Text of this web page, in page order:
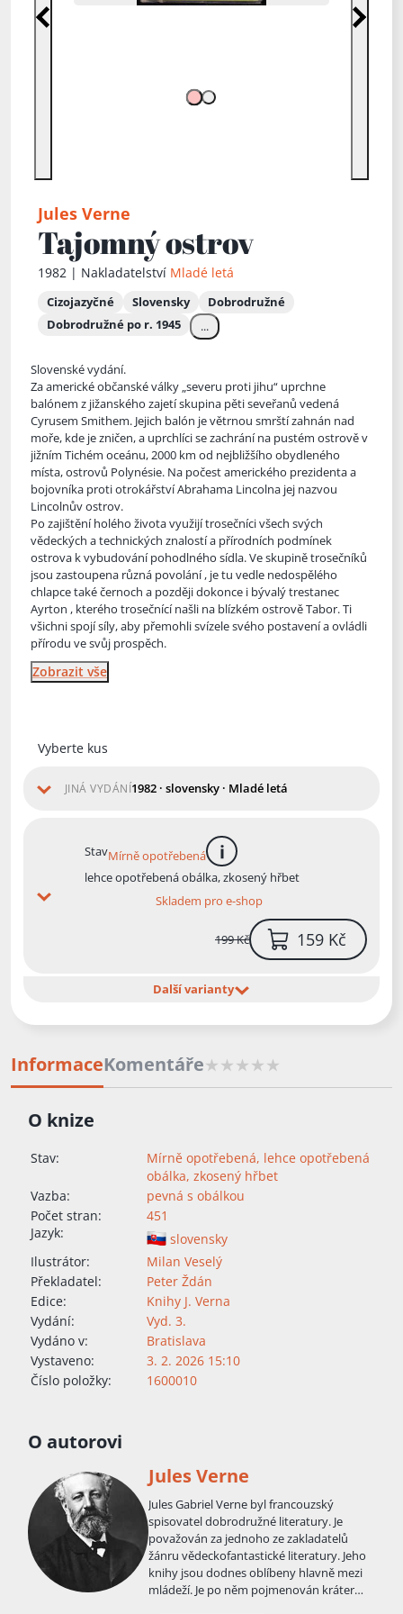
Předchozí Další
Jules Verne
Tajomný ostrov
1982 | Nakladatelství Mladé letá
Cizojazyčné Slovensky
Dobrodružné
Dobrodružné po r. 1945
...
Slovenské vydání.
Za americké občanské války „severu proti jihu“ uprchne
balónem z jižanského zajetí skupina pěti seveřanů vedená
Cyrusem Smithem. Jejich balón je větrnou smrští zahnán nad
moře, kde je zničen, a uprchlíci se zachrání na pustém ostrově v
jižním Tichém oceánu, 2000 km od nejbližšího obydleného
místa, ostrovů Polynésie. Na počest amerického prezidenta a
bojovníka proti otrokářství Abrahama Lincolna jej nazvou
Lincolnův ostrov.
Po zajištění holého života využijí trosečníci všech svých
vědeckých a technických znalostí a přírodních podmínek
ostrova k vybudování pohodlného sídla. Ve skupině trosečníků
jsou zastoupena různá povolání , je tu vedle nedospělého
chlapce také černoch a později dokonce i bývalý trestanec
Ayrton , kterého trosečnící našli na blízkém ostrově Tabor. Ti
všichni spojí síly, aby přemohli svízele svého postavení a ovládli
přírodu ve svůj prospěch.
Zobrazit vše
Vyberte kus
JINÁ VYDÁNÍ1982 · slovensky · Mladé letá
StavMírně opotřebená
více informací
lehce opotřebená obálka, zkosený hřbet
Skladem pro e-shop
199 Kč 159 Kč
Další varianty
InformaceKomentáře
O knize
Stav:
Mírně opotřebená, lehce opotřebená
obálka, zkosený hřbet
Vazba:
pevná s obálkou
Počet stran:
451
Jazyk:
slovensky
Ilustrátor:
Milan Veselý
Překladatel:
Peter Ždán
Edice:
Knihy J. Verna
Vydání:
Vyd. 3.
Vydáno v:
Bratislava
Vystaveno:
3. 2. 2026 15:10
Číslo položky:
1600010
O autorovi
Jules Verne
Jules Gabriel Verne byl francouzský
spisovatel dobrodružné literatury. Je
považován za jednoho ze zakladatelů
žánru vědeckofantastické literatury. Jeho
knihy jsou dodnes oblíbeny hlavně mezi
mládeží. Je po něm pojmenován kráter